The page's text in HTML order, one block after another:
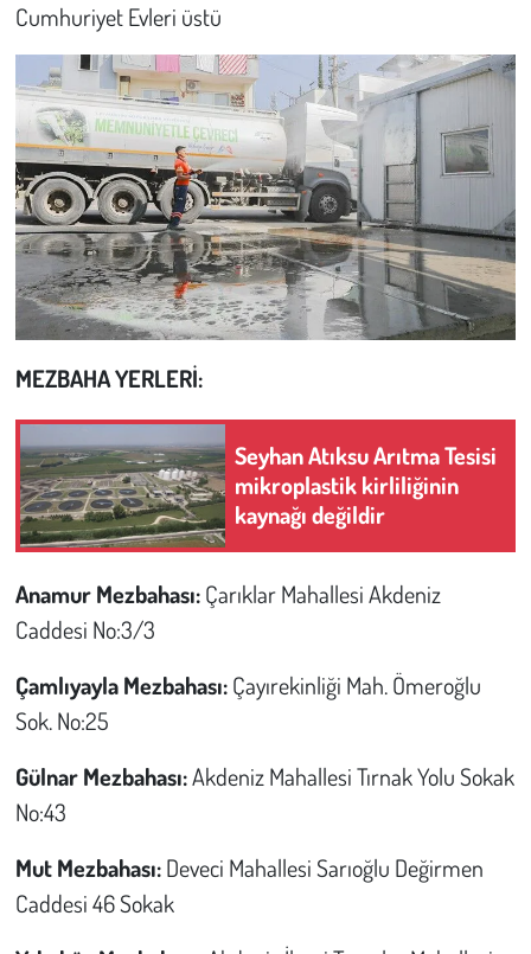
Cumhuriyet Evleri üstü
MEZBAHA YERLERİ:
Seyhan Atıksu Arıtma Tesisi
mikroplastik kirliliğinin
kaynağı değildir
Anamur Mezbahası:Çarıklar Mahallesi Akdeniz
Caddesi No:3/3
Çamlıyayla Mezbahası:Çayırekinliği Mah. Ömeroğlu
Sok. No:25
Gülnar Mezbahası:Akdeniz Mahallesi Tırnak Yolu Sokak
No:43
Mut Mezbahası:Deveci Mahallesi Sarıoğlu Değirmen
Caddesi 46 Sokak